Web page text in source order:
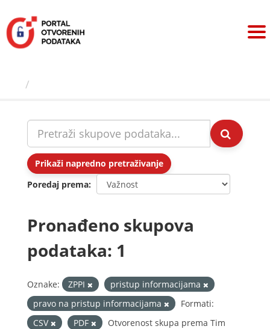
sadržaj
Prikaži napredno pretraživanje
Poredaj prema
Pronađeno skupova
podataka: 1
Oznake: ZPPI
pristup informacijama
pravo na pristup informacijama
Formati:
CSV
PDF
Otvorenost skupa prema Tim